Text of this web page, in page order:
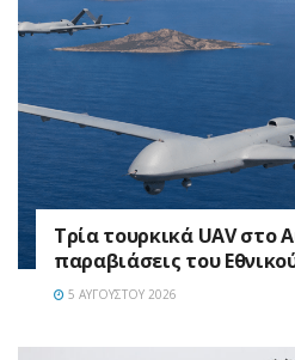
Τρία τουρκικά UAV στο
παραβιάσεις του
5 ΑΥΓΟΎΣΤΟΥ 2026